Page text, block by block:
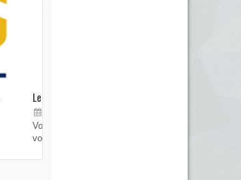
Les brouilleurs de clefs de véhicule
Vous pensez avoir verrouillé votre véhicule avec
votre...